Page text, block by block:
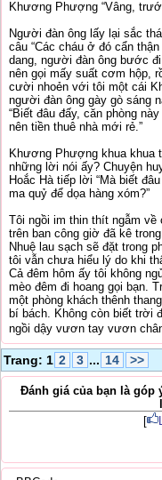
Khương Phượng “Vâng,
Người đàn ông lấy lại sắc
câu “Các cháu ở đó cẩn
dang, người đàn ông bước
nên gọi mấy suất cơm hộp,
cười nhoẻn với tôi một cái
người đàn ông gày gò sáng
“Biết đâu đấy, căn phòng
nên tiền thuê nhà mới rẻ.”
Khương Phượng khua khua
những lời nói ấy? Chuyện
Hoắc Hà tiếp lời “Mà biết
ma quỷ để dọa hàng xóm?”
Tôi ngồi im thin thít ngẫm
trên ban công giờ đã kê
Nhuệ lau sạch sẽ đặt trong
tôi vẫn chưa hiểu lý do khi
Cả đêm hôm ấy tôi không
mèo đêm đi hoang gọi bạn.
một phòng khách thênh
bí bách. Không còn biết trời
ngồi dậy vươn tay vươn
Trang: 1 2 3 ... 14 >>
Đánh giá của bạn là góp
[